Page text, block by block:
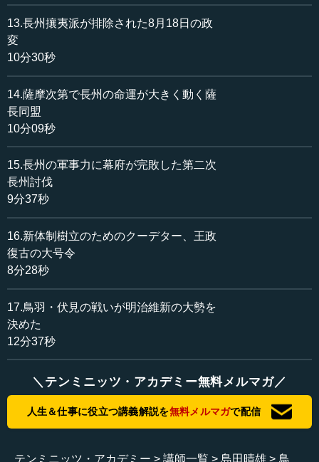
臨時政府の議定に任命する手順を決めました。これは三職
会議でも了承されました。つまり、慶喜の避戦方針で、新
政府倒幕派は逆に追い詰められていったのです。
●慶喜、大阪城からの巻き返し
その時、慶...
13.長州攘夷派が排除された8月18日の政
変
10分30秒
14.薩摩次第で長州の命運が大きく動く薩
長同盟
10分09秒
15.長州の軍事力に幕府が完敗した第二次
長州討伐
9分37秒
16.新体制樹立のためのクーデター、王政
復古の大号令
8分28秒
17.鳥羽・伏見の戦いが明治維新の大勢を
決めた
12分37秒
＼テンミニッツ・アカデミー無料メルマガ／
人生＆仕事に役立つ講義解説を無料メルマガで配信
テンミニッツ・アカデミー 講師一覧 島田晴雄 鳥